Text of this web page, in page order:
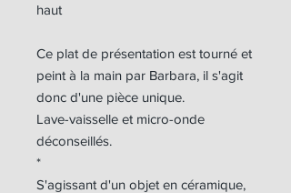
haut
Ce plat de présentation est tourné et
peint à la main par Barbara, il s'agit
donc d'une pièce unique.
Lave-vaisselle et micro-onde
déconseillés.
*
S'agissant d'un objet en céramique,